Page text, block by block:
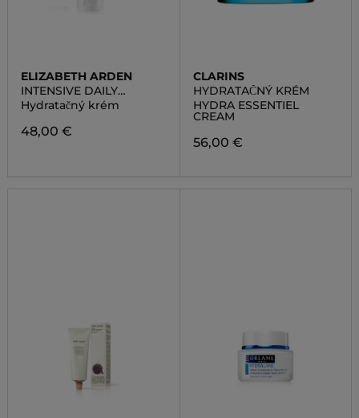
ELIZABETH ARDEN
INTENSIVE DAILY
MOISTURIZER FOR FACE
SPF 15
Hydratačný krém
48,00 €
CLARINS
HYDRATAČNÝ KRÉM
HYDRA ESSENTIEL
CREAM
56,00 €